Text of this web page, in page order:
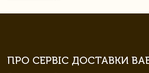
ПРО СЕРВІС ДОСТАВКИ